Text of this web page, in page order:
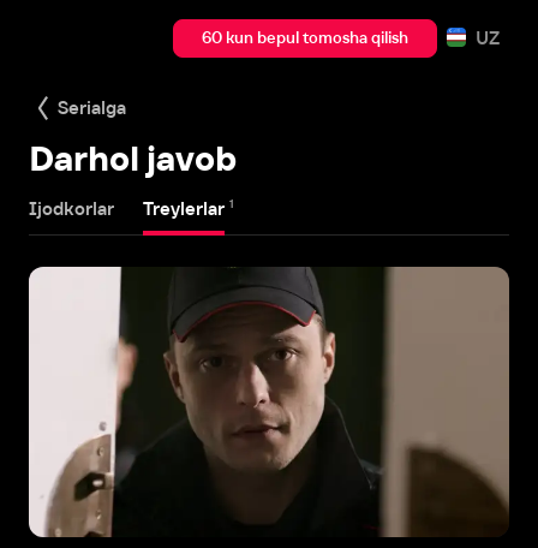
60 kun bepul tomosha qilish UZ
Serialga
Darhol javob
Ijodkorlar Treylerlar 1